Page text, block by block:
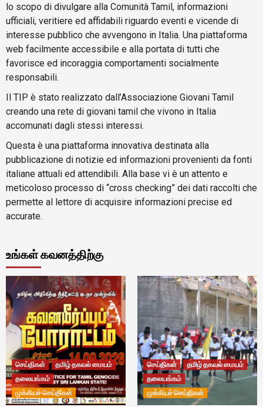
lo scopo di divulgare alla Comunità Tamil, informazioni
ufficiali, veritiere ed affidabili riguardo eventi e vicende di
interesse pubblico che avvengono in Italia. Una piattaforma
web facilmente accessibile e alla portata di tutti che
favorisce ed incoraggia comportamenti socialmente
responsabili.
Il TIP è stato realizzato dall’Associazione Giovani Tamil
creando una rete di giovani tamil che vivono in Italia
accomunati dagli stessi interessi.
Questa è una piattaforma innovativa destinata alla
pubblicazione di notizie ed informazioni provenienti da fonti
italiane attuali ed attendibili. Alla base vi è un attento e
meticoloso processo di “cross checking” dei dati raccolti che
permette al lettore di acquisire informazioni precise ed
accurate.
உங்கள் கவனத்திற்கு
செய்திகள்
தமிழ் தகவல் மையம்
தலையங்கம்
முக்கியச் செய்திகள்
செய்திகள்
தமிழ் தகவல் மையம்
தலையங்கம்
முக்கியச் செய்திகள்